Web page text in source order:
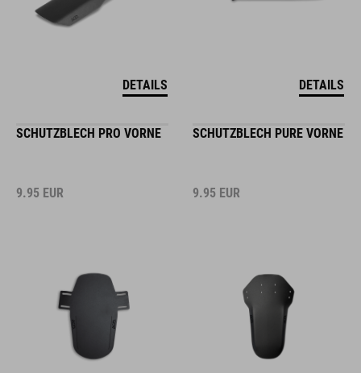
DETAILS DETAILS
SCHUTZBLECH PRO VORNE
9.95 EUR
SCHUTZBLECH PURE VORNE
9.95 EUR